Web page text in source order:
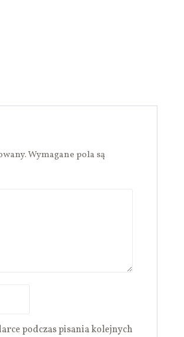
Wymagane pola są
podczas pisania kolejnych